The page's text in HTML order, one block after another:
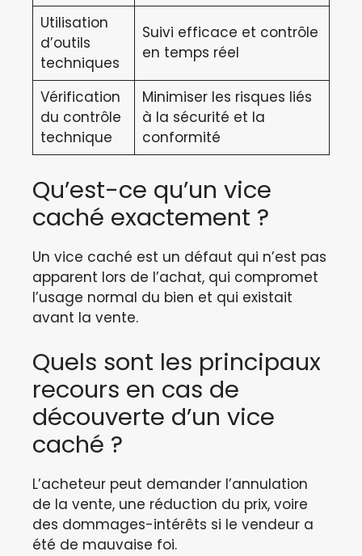
Utilisation
d’outils
techniques
Suivi efficace et contrôle
en temps réel
Vérification
du contrôle
technique
Minimiser les risques liés
à la sécurité et la
conformité
Qu’est-ce qu’un vice
caché exactement ?
Un vice caché est un défaut qui n’est pas
apparent lors de l’achat, qui compromet
l’usage normal du bien et qui existait
avant la vente.
Quels sont les principaux
recours en cas de
découverte d’un vice
caché ?
L’acheteur peut demander l’annulation
de la vente, une réduction du prix, voire
des dommages-intérêts si le vendeur a
été de mauvaise foi.